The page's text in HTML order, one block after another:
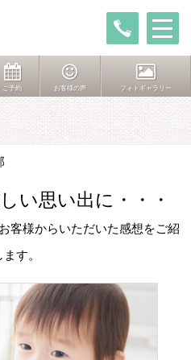
ご予約 お客様の声 フォトギャラリー
い思い出に・・・
客様からいただいた感想をご紹
す。